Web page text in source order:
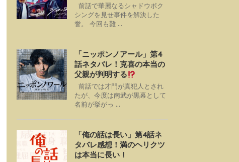
前話で華麗なるシャドウボク
シングを見せ事件を解決した
誉。 今回も難 ...
「ニッポンノアール」第4
話ネタバレ！克喜の本当の
父親が判明する
前話では才門が真犯人とされ
たが、今度は南武が黒幕として
名前が挙がっ ...
「俺の話は長い」第4話ネ
タバレ感想！満のヘリクツ
は本当に長い！